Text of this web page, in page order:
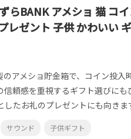
らBANK アメショ 猫 コ
レゼント 子供 かわいい
のアメショ貯金箱で、コイン投入
信頼感を重視するギフト選びに
たお礼のプレゼントにも向きま
サウンド 子供ギフト